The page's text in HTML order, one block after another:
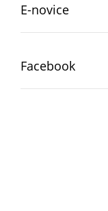
E-novice
Facebook